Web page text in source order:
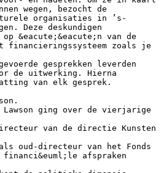
wegen, bezocht de
organisaties in ’s-
Deze deskundigen
&eacute;&eacute;n van de
financieringssysteem zoals je
gesprekken leverden
de uitwerking. Hierna
van elk gesprek.
Lawson ging over de vierjarige
van de directie Kunsten
oud-directeur van het Fonds
financi&euml;le afspraken